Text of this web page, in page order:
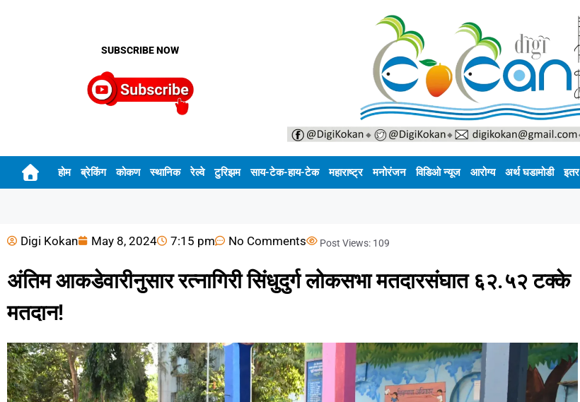
SUBSCRIBE NOW
होम ब्रेकिंग कोकण स्थानिक रेल्वे टुरिझम साय-टेक-हाय-टेक महाराष्ट्र मनोरंजन विडिओ न्यूज आरोग्य अर्थ घडामोडी इतर
Digi Kokan May 8, 2024 7:15 pm No Comments Post Views: 109
अंतिम आकडेवारीनुसार रत्नागिरी सिंधुदुर्ग लोकसभा मतदारसंघात ६२.५२ टक्के
मतदान!